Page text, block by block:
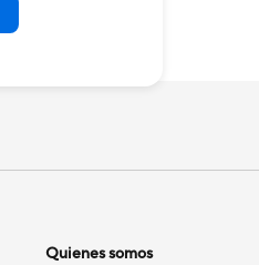
Quienes somos